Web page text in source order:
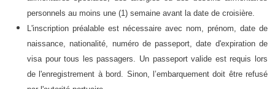
personnels au moins une (1) semaine avant la date de croisière.
L'inscription préalable est nécessaire avec nom, prénom, date de
naissance, nationalité, numéro de passeport, date d'expiration de
visa pour tous les passagers. Un passeport valide est requis lors
de l'enregistrement à bord. Sinon, l’embarquement doit être refusé